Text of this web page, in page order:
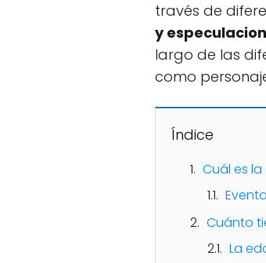
través de
y
largo de las
como
Índice
Cuál es
Cuánto
La